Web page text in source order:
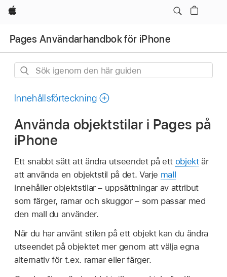
Apple
Pages Användarhandbok för iPhone
Sök
den
guiden
Innehållsförteckning
Använda objektstilar i Pages på
iPhone
Ett snabbt sätt att ändra utseendet på ett objektär
att använda en objektstil på det. Varje mall
innehåller objektstilar – uppsättningar av attribut
som färger, ramar och skuggor – som passar med
den mall du använder.
När du har använt stilen på ett objekt kan du ändra
utseendet på objektet mer genom att välja egna
alternativ för t.ex. ramar eller färger.